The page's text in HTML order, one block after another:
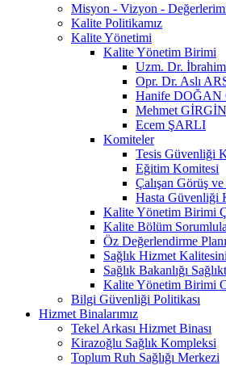
Misyon - Vizyon -
Kalite Politikamız
Kalite Yönetimi
Kalite Yönetim Birimi
Uzm. Dr.
Opr. Dr. Aslı
Hanife DOĞAN
Mehmet GİRGİN
Ecem ŞARLI
Komiteler
Tesis Güvenliği
Eğitim Komitesi
Çalışan Görüş
Hasta Güvenliği
Kalite Yönetim Birimi
Kalite Bölüm
Öz Değerlendirme Planı
Sağlık Hizmet
Sağlık Bakanlığı
Kalite Yönetim Birimi
Bilgi Güvenliği Politikası
Hizmet Binalarımız
Tekel Arkası Hizmet Binası
Kirazoğlu Sağlık Kompleksi
Toplum Ruh Sağlığı Merkezi